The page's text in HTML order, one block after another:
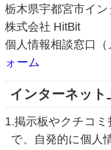
栃木県宇都宮市イ
株式会社 HitBit
個人情報相談窓口
ォーム
インターネッ
1.掲示板やクチコ
で、自発的に個人